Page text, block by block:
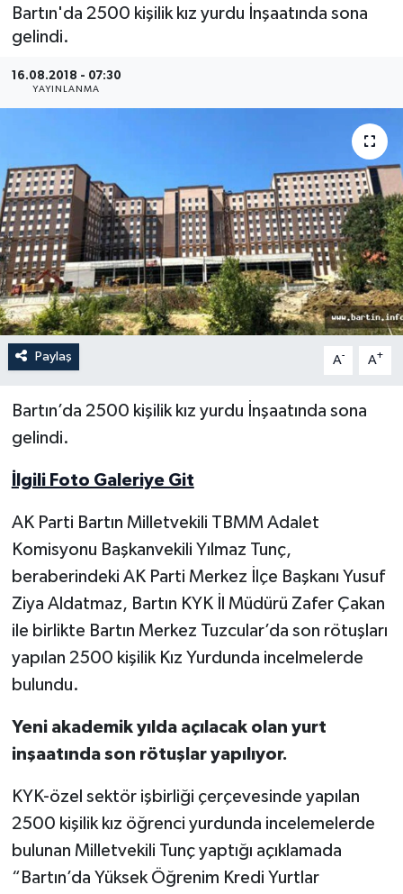
Bartın'da 2500 kişilik kız yurdu İnşaatında sona
gelindi.
16.08.2018 - 07:30
YAYINLANMA
Paylaş A- A+
Bartın’da 2500 kişilik kız yurdu İnşaatında sona
gelindi.
İlgili Foto Galeriye Git
AK Parti Bartın Milletvekili TBMM Adalet
Komisyonu Başkanvekili Yılmaz Tunç,
beraberindeki AK Parti Merkez İlçe Başkanı Yusuf
Ziya Aldatmaz, Bartın KYK İl Müdürü Zafer Çakan
ile birlikte Bartın Merkez Tuzcular’da son rötuşları
yapılan 2500 kişilik Kız Yurdunda incelmelerde
bulundu.
Yeni akademik yılda açılacak olan yurt
inşaatında son rötuşlar yapılıyor.
KYK-özel sektör işbirliği çerçevesinde yapılan
2500 kişilik kız öğrenci yurdunda incelemelerde
bulunan Milletvekili Tunç yaptığı açıklamada
“Bartın’da Yüksek Öğrenim Kredi Yurtlar
Medya
Sağlık
Sivil Toplum
Siyaset
Spor
Tarım
Turizm
Yerel Yönetimler
DÜNYA